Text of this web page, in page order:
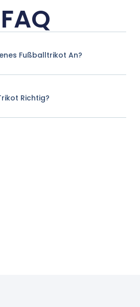
FAQ
Fußballtrikot An?
Richtig?